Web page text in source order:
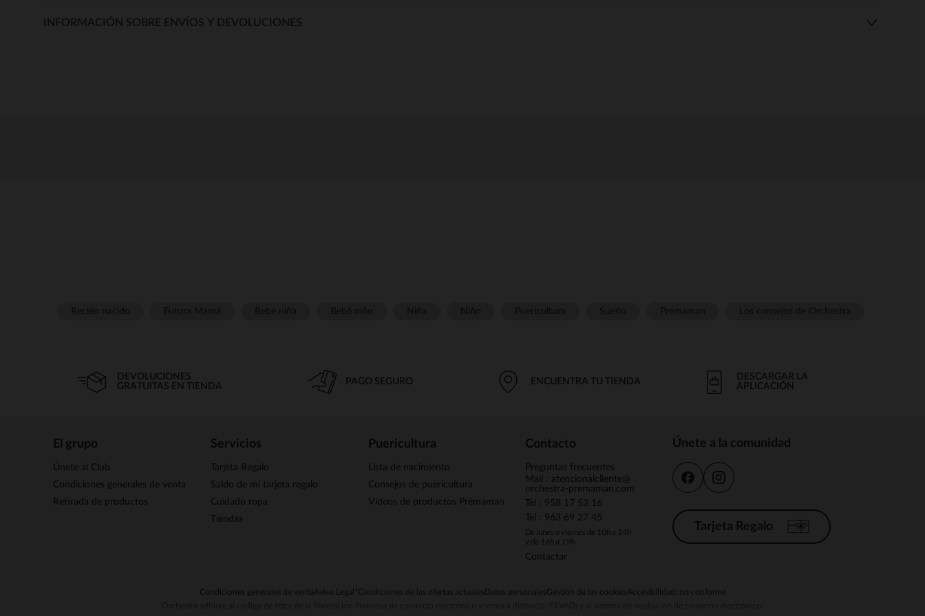
INFORMACIÓN SOBRE ENVÍOS Y DEVOLUCIONES
DEVOLUCIONES
GRATUITAS EN TIENDA
PAGO SEGURO ENCUENTRA TU TIENDA
DESCARGAR LA
APLICACIÓN
El grupo
Únete al Club
Condiciones generales de venta
Retirada de productos
Servicios
Tarjeta Regalo
Saldo de mi tarjeta regalo
Cuidado ropa
Tiendas
Puericultura
Lista de nacimiento
Consejos de puericultura
Vídeos de productos Prémaman
Contacto
Preguntas frecuentes
Mail : atencionalcliente@
orchestra-premaman.com
Tel : 958 17 53 16
Tel : 963 69 27 45
De lunes a viernes de 10h a 14h
y de 16h a 19h
Contactar
Únete a la comunidad
Tarjeta Regalo
Condiciones generales de ventaAviso Legal *Condiciones de las ofertas actuales Datos personalesGestión de las cookiesAccesibilidad: no conforme